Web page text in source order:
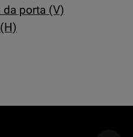
da porta (V)